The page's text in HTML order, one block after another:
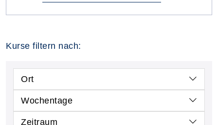
Kurse filtern nach:
Ort
Wochentage
Zeitraum